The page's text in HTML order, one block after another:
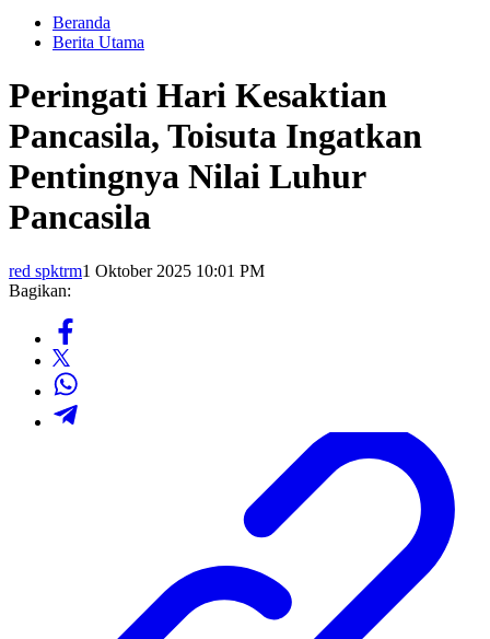
Beranda
Berita Utama
Peringati Hari Kesaktian
Pancasila, Toisuta Ingatkan
Pentingnya Nilai Luhur
Pancasila
red spktrm1 Oktober 2025 10:01 PM
Bagikan: